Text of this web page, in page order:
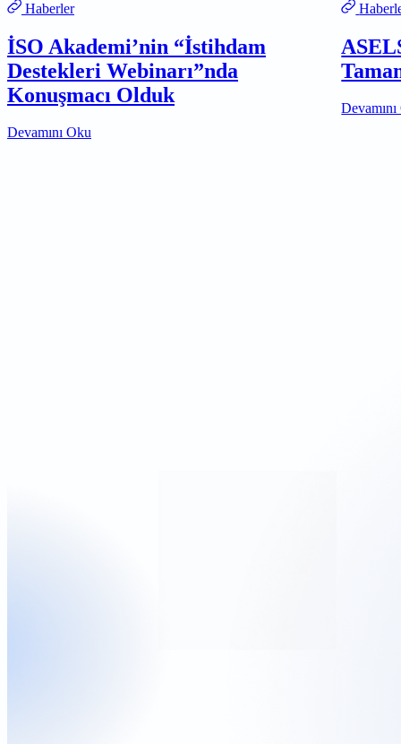
Haberler
İSO Akademi’nin “İstihdam
Destekleri Webinarı”nda
Konuşmacı Olduk
Devamını Oku